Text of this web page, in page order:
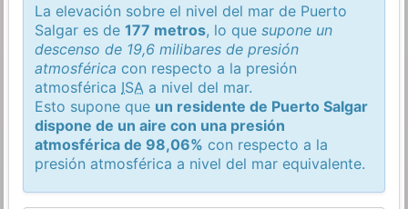
La elevación sobre el nivel del mar de Puerto
Salgar es de177 metros, lo quesupone un
descenso de 19,6 milibares de presión
atmosférica con respecto a la presión
atmosférica ISA a nivel del mar.
Esto supone que un residente de Puerto Salgar
dispone de un aire con una presión
atmosférica de 98,06% con respecto a la
presión atmosférica a nivel del mar equivalente.